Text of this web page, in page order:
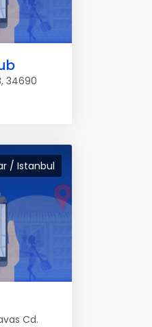
34690
/ Istanbul
Cd.